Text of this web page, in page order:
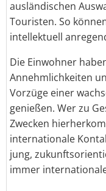
ausländischen
Touristen. So
intellektuell
Die Einwohner
Annehmlichkeiten
Vorzüge einer
genießen. Wer zu
Zwecken
internationale
jung,
immer